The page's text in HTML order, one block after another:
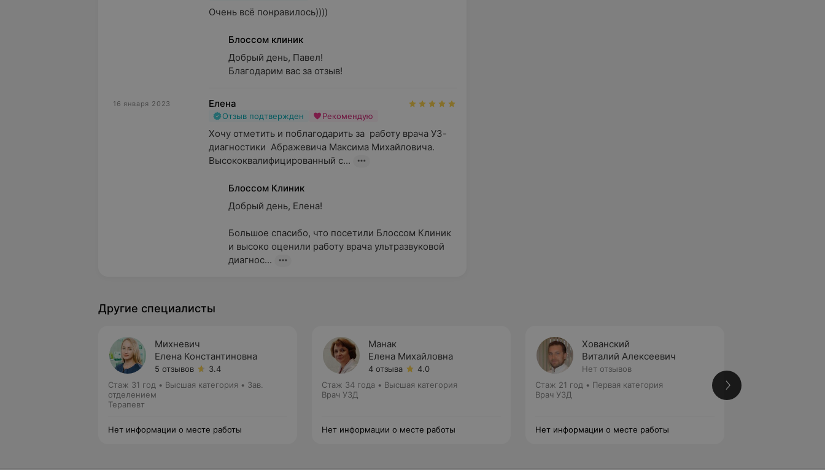
Очень всё понравилось))))
Блоссом клиник
Добрый день, Павел!
Благодарим вас за отзыв!
16 января 2023 Елена
Отзыв подтвержден Рекомендую
Хочу отметить и поблагодарить за  работу врача УЗ-
диагностики  Абражевича Максима Михайловича.
Высококвалифицированный с...
Блоссом Клиник
Добрый день, Елена!
Большое спасибо, что посетили Блоссом Клиник
и высоко оценили работу врача ультразвуковой
диагнос...
Другие специалисты
Михневич
Елена Константиновна
5 отзывов
3.4
Стаж 31 год • Высшая категория • Зав.
отделением
Терапевт
Нет информации о месте работы
Манак
Елена Михайловна
4 отзыва
4.0
Стаж 34 года • Высшая категория
Врач УЗД
Нет информации о месте работы
Хованский
Виталий Алексеевич
Нет отзывов
Стаж 21 год • Первая категория
Врач УЗД
Нет информации о месте работы